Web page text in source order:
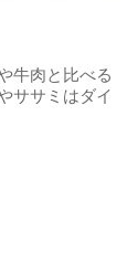
牛肉と比べる
ササミはダイ